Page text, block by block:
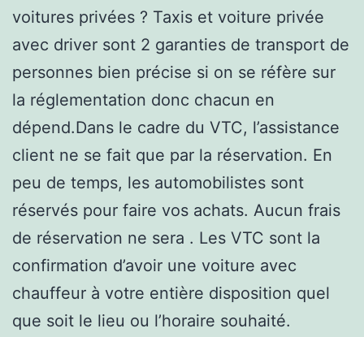
voitures privées ? Taxis et voiture privée
avec driver sont 2 garanties de transport de
personnes bien précise si on se réfère sur
la réglementation donc chacun en
dépend.Dans le cadre du VTC, l’assistance
client ne se fait que par la réservation. En
peu de temps, les automobilistes sont
réservés pour faire vos achats. Aucun frais
de réservation ne sera . Les VTC sont la
confirmation d’avoir une voiture avec
chauffeur à votre entière disposition quel
que soit le lieu ou l’horaire souhaité.